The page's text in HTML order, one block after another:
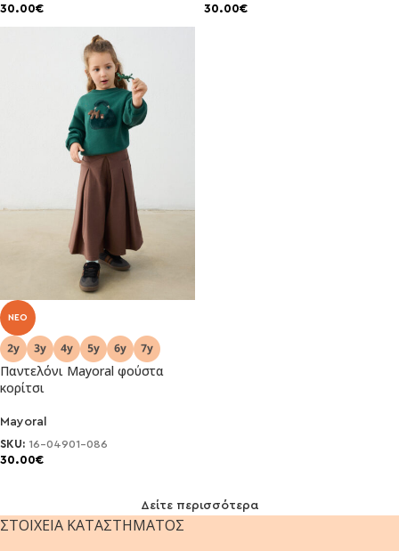
30.00€ 30.00€
NEO
Παντελόνι Mayoral φούστα
κορίτσι
Mayoral
SKU: 16-04901-086
30.00€
Δείτε περισσότερα
ΣΤΟΙΧΕΊΑ ΚΑΤΑΣΤΉΜΑΤΟΣ